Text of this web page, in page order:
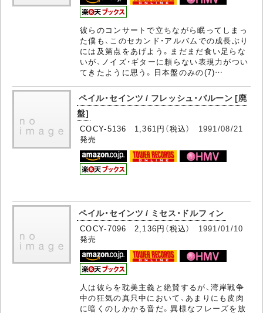
彼らのコンサートで立ちながら眠ってしまっ
た僕も、このセカンド・アルバムでの成長ぶり
には及第点をあげよう。まだまだ食い足らな
いが、ノイズ・ギターに頼らない表現力がつい
てきたように思う。日本盤のみの(7)…
ペイル・セインツ / フレッシュ・バルーン [廃
盤]
COCY-5136 1,361円（税込） 1991/08/21
発売
ペイル・セインツ / ミセス・ドルフィン
COCY-7096 2,136円（税込） 1991/01/10
発売
人は彼らを耽美主義と絶賛するが、湾岸戦争
中の狂気の真只中において、あまりにも皮肉
に暗くのしかかる音だ。異様なフレーズを放